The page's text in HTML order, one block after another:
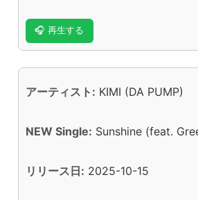
🎧 再生する
アーティスト: KIMI (DA PUMP)
NEW Single: Sunshine (feat.
リリース日: 2025-10-15